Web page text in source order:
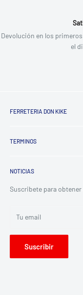
Devolución en los
el
FERRETERIA DON KIKE
productos para la
nuestros clientes.
TERMINOS
Politica de reembolso
Politica de privacidad
NOTICIAS
Suscribete para
Tu email
Suscribir